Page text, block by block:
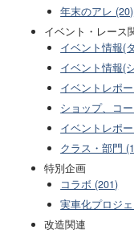
年末のアレ (20)
イベント・レース
イベント情報(
イベント情報(
イベントレポ
ショップ、コ
イベントレポ
クラス・部門
特別企画
コラボ (201)
実車化プロジ
改造関連